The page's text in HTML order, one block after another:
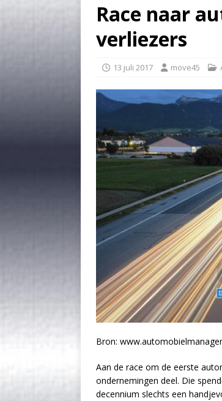
Race naar
verliezers
13 juli 2017 move45
Bron:
Aan de race om de eerste
ondernemingen deel. Die
decennium slechts een